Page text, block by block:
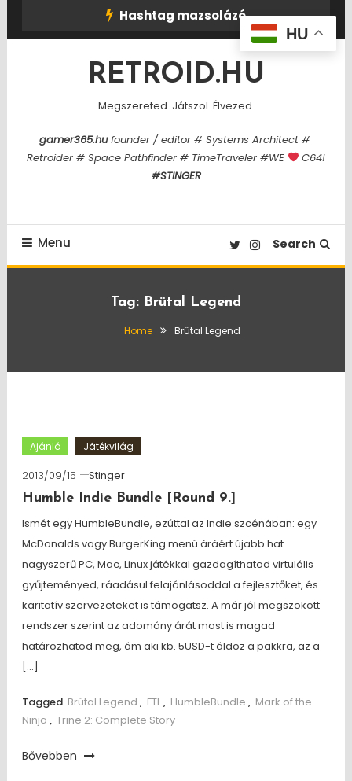
Hashtag mazsolázó
RETROID.HU
Megszereted. Játszol. Élvezed.
gamer365.hufounder / editor # Systems Architect #
Retroider # Space Pathfinder # TimeTraveler #WE
C64!
#STINGER
Menu Search
Tag: Brütal Legend
Home Brütal Legend
Ajánló Játékvilág
2013/09/15
Stinger
Humble Indie Bundle [Round 9.]
Ismét egy HumbleBundle, ezúttal az Indie szcénában: egy
McDonalds vagy BurgerKing menü áráért újabb hat
nagyszerű PC, Mac, Linux játékkal gazdagíthatod virtulális
gyűjteményed, ráadásul felajánlásoddal a fejlesztőket, és
karitatív szervezeteket is támogatsz. A már jól megszokott
rendszer szerint az adomány árát most is magad
határozhatod meg, ám aki kb. 5USD-t áldoz a pakkra, az a
[…]
Tagged Brütal Legend , FTL, HumbleBundle , Mark of the
Ninja , Trine 2: Complete Story
Bővebben
HU